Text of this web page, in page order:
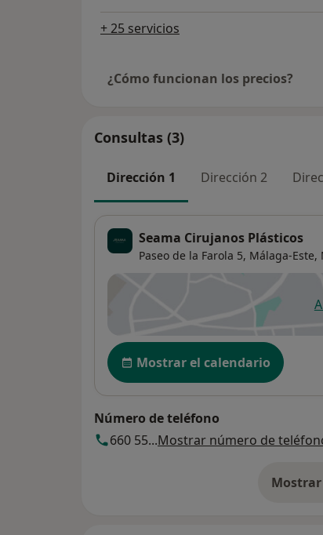
+ 25 servicios
¿Cómo funcionan los precios?
Consultas (3)
Dirección 1 Dirección 2
Seama Cirujanos Plásticos
Paseo de la Farola 5, Málaga-Este,
Disponibilidad
Mostrar el calendario
Número de teléfono
660 55...Mostrar número de